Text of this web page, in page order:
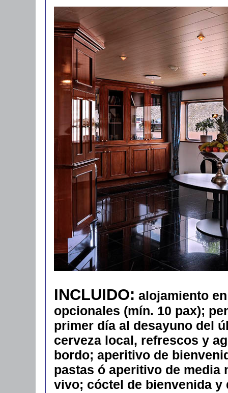
INCLUIDO: alojamiento
opcionales (mín. 10 pax);
primer día al desayuno del
cerveza local, refrescos y
bordo; aperitivo de
pastas ó aperitivo de media
vivo; cóctel de bienvenida y